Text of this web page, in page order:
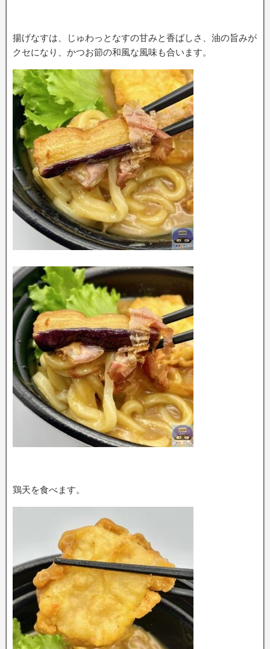
揚げなすは、じゅわっとなすの甘みと香ばしさ、油の旨みが
クセになり、かつお節の和風な風味も合います。
鶏天を食べます。